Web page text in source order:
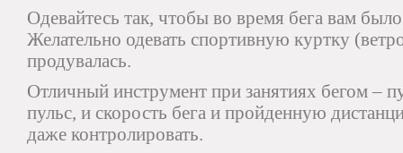
Одевайтесь так, чтобы во время бега вам
Желательно одевать спортивную куртку
продувалась.
Отличный инструмент при занятиях бегом –
пульс, и скорость бега и пройденную
даже контролировать.